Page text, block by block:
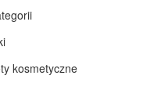
kosmetyczne